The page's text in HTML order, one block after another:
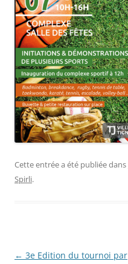
Cette entrée a été publiée dans
Spirli.
Navigation
← 3e Edition du tournoi par